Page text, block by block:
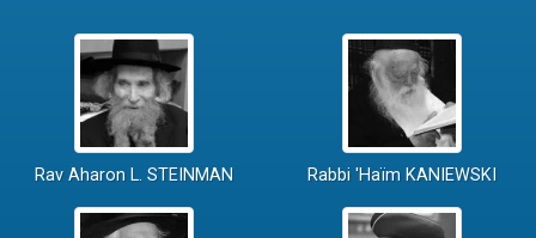
Rav Aharon L. STEINMAN Rabbi 'Haïm KANIEWSKI